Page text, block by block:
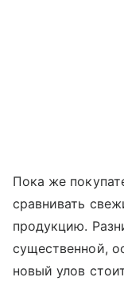
Пока же
сравнивать
продукцию.
существенной,
новый улов